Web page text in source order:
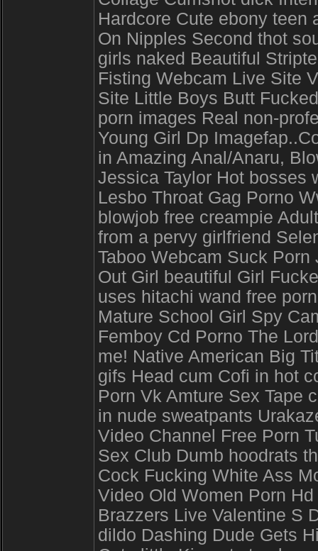
Hardcore Cute ebony teen
On Nipples Second thot
girls naked Beautiful
Fisting Webcam Live Site
Site Little Boys Butt
porn images Real non-
Young Girl Dp
in Amazing Anal/Anaru,
Jessica Taylor Hot bosses
Lesbo Throat Gag Porno
blowjob free creampie
from a pervy girlfriend
Taboo Webcam Suck
Out Girl beautiful Girl
uses hitachi wand free
Mature School Girl Spy
Femboy Cd Porno The
me! Native American Big
gifs Head cum Cofi in hot
Porn Vk Amture Sex Tape
in nude sweatpants
Video Channel Free Porn
Sex Club Dumb hoodrats
Cock Fucking White Ass
Video Old Women Porn
Brazzers Live Valentine S
dildo Dashing Dude Gets